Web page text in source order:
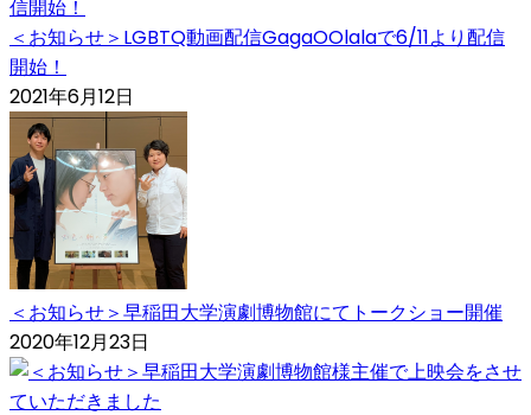
＜お知らせ＞LGBTQ動画配信GagaOOlalaで6/11より配信
開始！
2021年6月12日
＜お知らせ＞早稲田大学演劇博物館にてトークショー開催
2020年12月23日